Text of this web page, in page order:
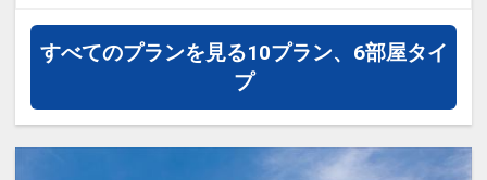
200000045224
事前申請）
※状況により、ランチ営業時間や内容に
変更の場合がございます。
●ミニバー（客室冷蔵庫）にドリンクを
すべてのプランを見る10プラン、6部屋タイ
プ